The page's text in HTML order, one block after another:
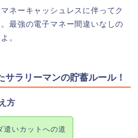
ネーキャッシュレスに伴ってク
最強の電子マネー間違いなしの
。
サラリーマンの貯蓄ルール！
方
遣いカットへの道